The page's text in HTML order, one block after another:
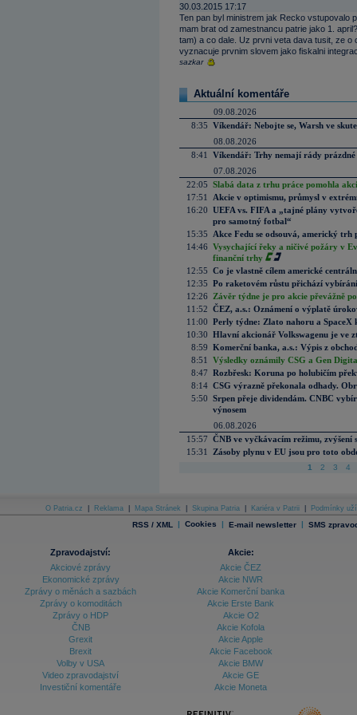
30.03.2015 17:17
Ten pan byl ministrem jak Recko vstupovalo
mam brat od zamestnancu patrie jako 1.
tam) a co dale. Uz prvni veta dava tusit, ze o
vyznacuje prvnim slovem jako fiskalni
sazkar
Aktuální komentáře
09.08.2026
8:35 Víkendář: Nebojte se, Warsh ve
08.08.2026
8:41
Víkendář: Trhy nemají rády prázdné
07.08.2026
22:05 Slabá data z trhu práce pomohla
17:51
Akcie v optimismu, průmysl v
16:20 UEFA vs. FIFA a „tajné plány
pro samotný fotbal“
15:35
Akce Fedu se odsouvá, americký
14:46 Vysychající řeky a ničivé požáry v
finanční trhy
12:55 Co je vlastně cílem americké
12:35 Po raketovém růstu přichází
12:26
Závěr týdne je pro akcie převážně
11:52 ČEZ, a.s.: Oznámení o výplatě
11:00 Perly týdne: Zlato nahoru a SpaceX
10:30 Hlavní akcionář Volkswagenu je ve
8:59 Komerční banka, a.s.: Výpis z
8:51
Výsledky oznámily CSG a Gen
8:47 Rozbřesk: Koruna po holubičím
8:14 CSG výrazně překonala odhady.
5:50 Srpen přeje dividendám. CNBC
výnosem
06.08.2026
15:57 ČNB ve vyčkávacím režimu, zvýšení
15:31
Zásoby plynu v EU jsou pro toto
1 2 3 4
O Patria.cz Reklama Mapa Stránek Skupina Patria Kariéra v Patrii Podmínky
RSS / XML | Cookies | E-mail newsletter | SMS
Zpravodajství:
Akciové zprávy
Ekonomické zprávy
Zprávy o měnách a sazbách
Zprávy o komoditách
Zprávy o HDP
ČNB
Grexit
Brexit
Volby v USA
Video zpravodajství
Investiční komentáře
Akcie:
Akcie ČEZ
Akcie NWR
Akcie Komerční banka
Akcie Erste Bank
Akcie O2
Akcie Kofola
Akcie Apple
Akcie Facebook
Akcie BMW
Akcie GE
Akcie Moneta